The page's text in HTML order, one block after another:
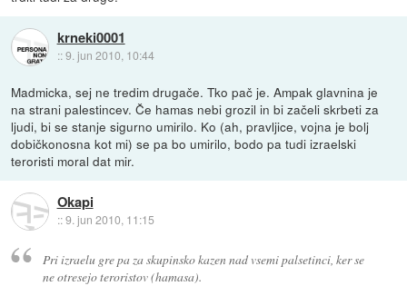
krneki0001
::9. jun 2010, 10:44
Madmicka, sej ne tredim drugače. Tko pač je. Ampak glavnina je
na strani palestincev. Če hamas nebi grozil in bi začeli skrbeti za
ljudi, bi se stanje sigurno umirilo. Ko (ah, pravljice, vojna je bolj
dobičkonosna kot mi) se pa bo umirilo, bodo pa tudi izraelski
teroristi moral dat mir.
Okapi
::9. jun 2010, 11:15
Pri izraelu gre pa za skupinsko kazen nad vsemi palsetinci, ker se
ne otresejo teroristov (hamasa).